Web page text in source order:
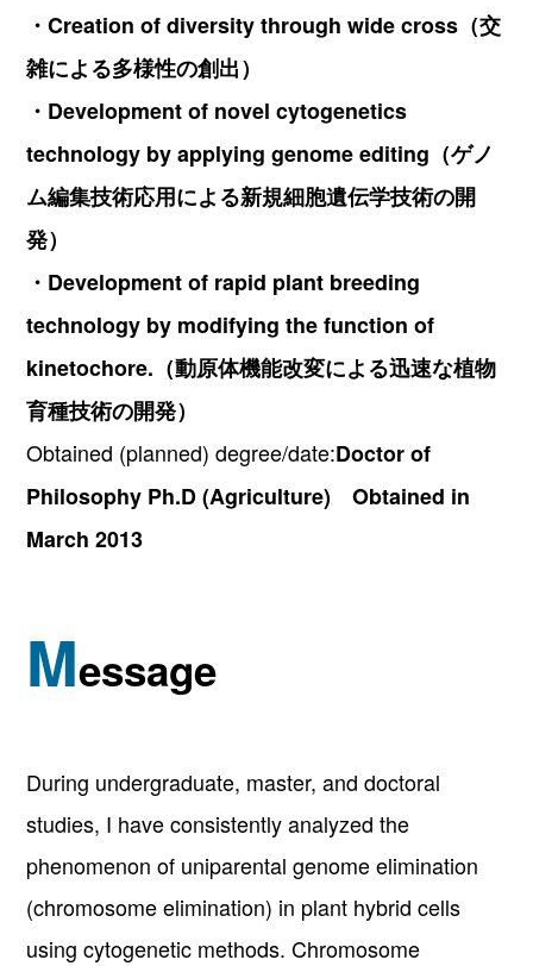
・Creation of diversity through wide cross（交
雑による多様性の創出）
・Development of novel cytogenetics
technology by applying genome editing（ゲノ
ム編集技術応用による新規細胞遺伝学技術の開
発）
・Development of rapid plant breeding
technology by modifying the function of
kinetochore.（動原体機能改変による迅速な植物
育種技術の開発）
Obtained (planned) degree/date:Doctor of
Philosophy Ph.D (Agriculture) Obtained in
March 2013
Message
During undergraduate, master, and doctoral
studies, I have consistently analyzed the
phenomenon of uniparental genome elimination
(chromosome elimination) in plant hybrid cells
using cytogenetic methods. Chromosome